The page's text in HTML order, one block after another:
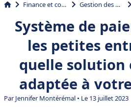
Finance et comptabilité Gestion des paiements
Système de
les petites
quelle solution
adaptée à
ParJennifer Montérémal • Le 13 juillet 2023